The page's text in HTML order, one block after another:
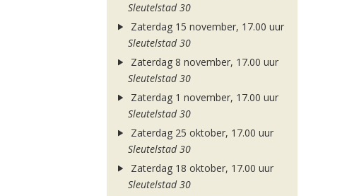
Sleutelstad 30
Zaterdag 15 november, 17.00 uur
Sleutelstad 30
Zaterdag 8 november, 17.00 uur
Sleutelstad 30
Zaterdag 1 november, 17.00 uur
Sleutelstad 30
Zaterdag 25 oktober, 17.00 uur
Sleutelstad 30
Zaterdag 18 oktober, 17.00 uur
Sleutelstad 30